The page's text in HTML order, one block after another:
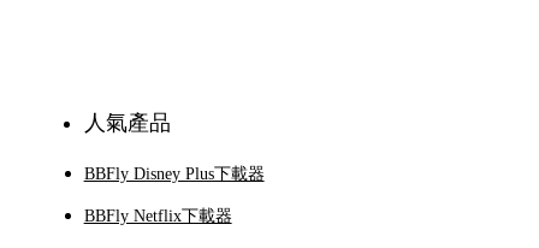
人氣產品
BBFly Disney Plus下載器
BBFly Netflix下載器